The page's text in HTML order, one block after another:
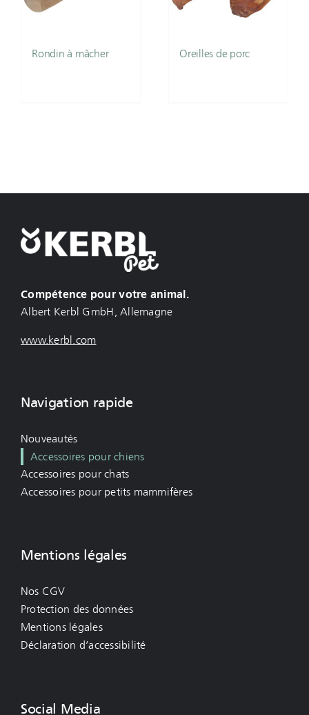
Rondin à mâcher Oreilles de porc
Compétence pour votre animal.
Albert Kerbl GmbH, Allemagne
www.kerbl.com
Navigation rapide
Nouveautés
Accessoires pour chiens
Accessoires pour chats
Accessoires pour petits mammifères
Mentions légales
Nos CGV
Protection des données
Mentions légales
Déclaration d’accessibilité
Social Media